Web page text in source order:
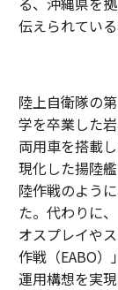
伝えられている
陸上自衛隊の
学を卒業した
両用車を搭載
現化した揚陸
陸作戦のよう
た。代わりに
オスプレイや
作戦（EABO
運用構想を実